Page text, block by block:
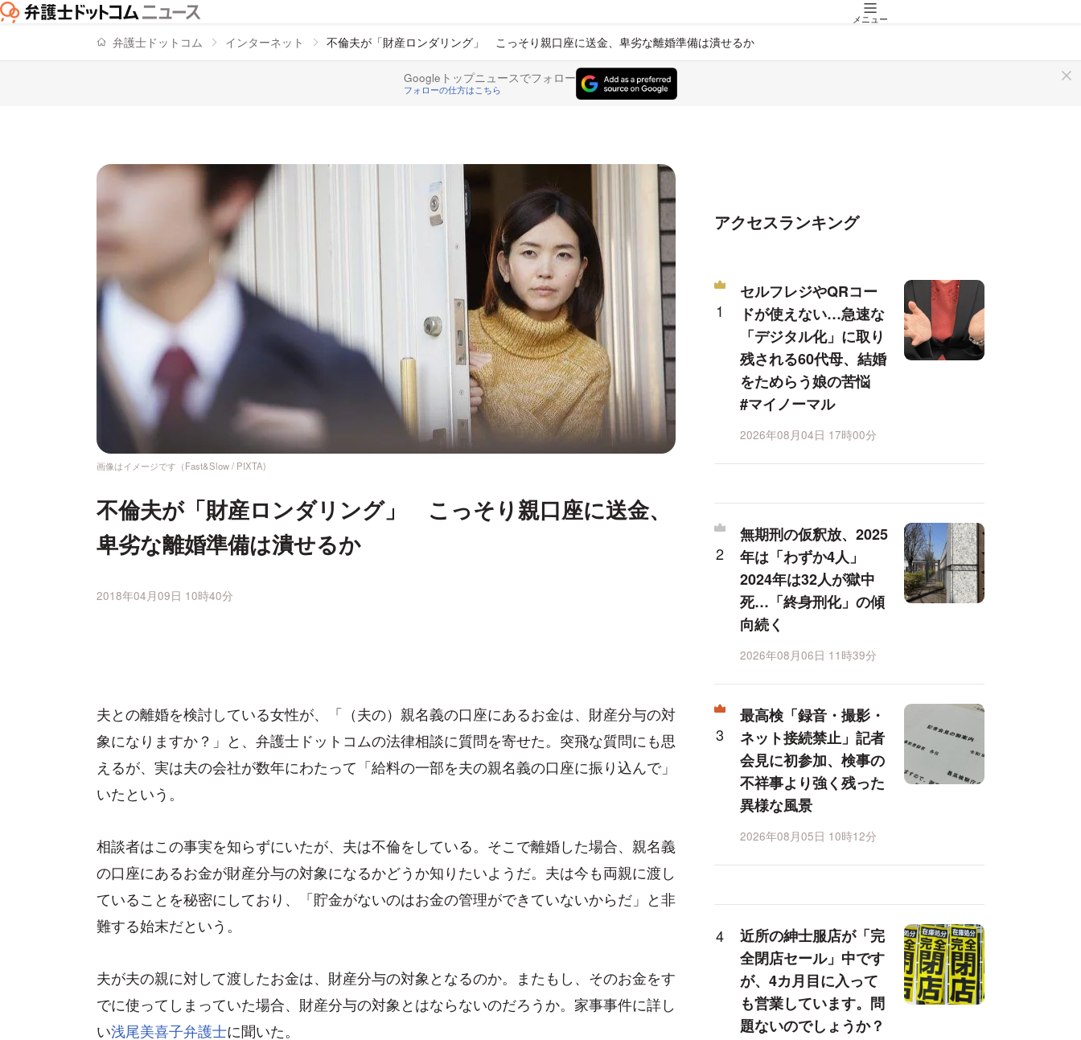
メニュー
弁護士ドットコム インターネット 不倫夫が「財産ロンダリング」 こっそり親口座に送金、卑劣な離婚準備は潰せるか
Googleトップニュースでフォロー
フォローの仕方はこちら
画像はイメージです（Fast&Slow / PIXTA)
不倫夫が「財産ロンダリング」 こっそり親口座に送金、
卑劣な離婚準備は潰せるか
2018年04月09日 10時40分
夫との離婚を検討している女性が、「（夫の）親名義の口座にあるお金は、財産分与の対
象になりますか？」と、弁護士ドットコムの法律相談に質問を寄せた。突飛な質問にも思
えるが、実は夫の会社が数年にわたって「給料の一部を夫の親名義の口座に振り込んで」
いたという。
相談者はこの事実を知らずにいたが、夫は不倫をしている。そこで離婚した場合、親名義
の口座にあるお金が財産分与の対象になるかどうか知りたいようだ。夫は今も両親に渡し
ていることを秘密にしており、「貯金がないのはお金の管理ができていないからだ」と非
難する始末だという。
夫が夫の親に対して渡したお金は、財産分与の対象となるのか。またもし、そのお金をす
でに使ってしまっていた場合、財産分与の対象とはならないのだろうか。家事事件に詳し
い浅尾美喜子弁護士に聞いた。
アクセスランキング
セルフレジやQRコー
ドが使えない…急速な
「デジタル化」に取り
残される60代母、結婚
をためらう娘の苦悩
#マイノーマル
2026年08月04日 17時00分
無期刑の仮釈放、2025
年は「わずか4人」
2024年は32人が獄中
死…「終身刑化」の傾
向続く
2026年08月06日 11時39分
最高検「録音・撮影・
ネット接続禁止」記者
会見に初参加、検事の
不祥事より強く残った
異様な風景
2026年08月05日 10時12分
近所の紳士服店が「完
全閉店セール」中です
が、4カ月目に入って
も営業しています。問
題ないのでしょうか？